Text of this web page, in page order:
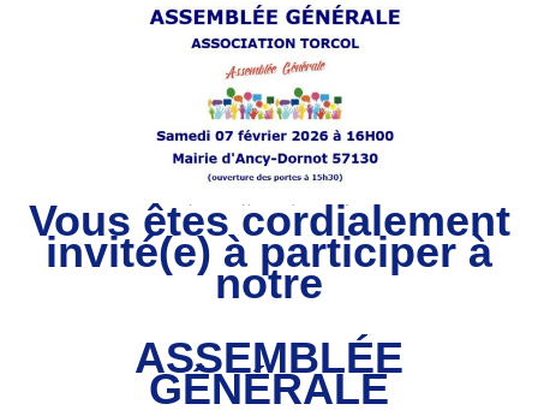
Vous êtes cordialement
invité(e) à participerà
notre
ASSEMBLÉE
GÉNÉRALE